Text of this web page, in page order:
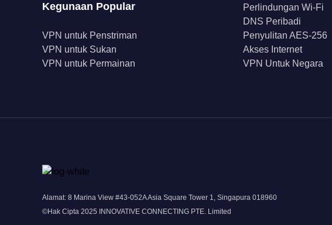
Kegunaan Popular
VPN untuk Penstriman
VPN untuk Sukan
VPN untuk Permainan
Perlindungan Wi-Fi
DNS Peribadi
Penyulitan AES-256
Akses Internet
VPN Untuk Negara
Alamat: 8 Marina View #43-052A Asia Square Tower 1, Singapura 018960
©Hak Cipta 2025 INNOVATIVE CONNECTING PTE. Limited